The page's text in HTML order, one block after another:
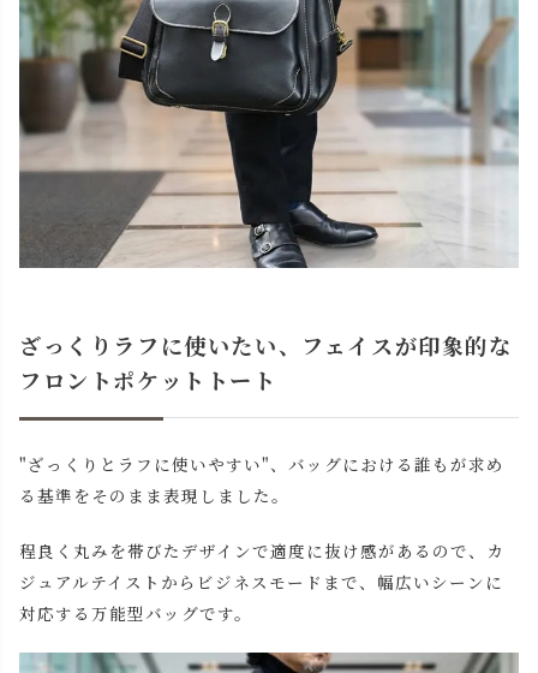
ざっくりラフに使いたい、フェイスが印象的な
フロントポケットトート
"ざっくりとラフに使いやすい"、バッグにおける誰もが求め
る基準をそのまま表現しました。
程良く丸みを帯びたデザインで適度に抜け感があるので、カ
ジュアルテイストからビジネスモードまで、幅広いシーンに
対応する万能型バッグです。